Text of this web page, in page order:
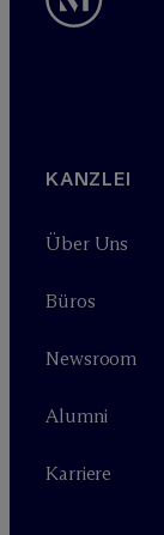
KANZLEI
Über Uns
Büros
Newsroom
Alumni
Karriere